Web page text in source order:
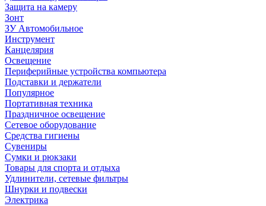
Защита на камеру
Зонт
ЗУ Автомобильное
Инструмент
Канцелярия
Освещение
Периферийные устройства компьютера
Подставки и держатели
Популярное
Портативная техника
Праздничное освещение
Сетевое оборудование
Средства гигиены
Сувениры
Сумки и рюкзаки
Товары для спорта и отдыха
Удлинители, сетевые фильтры
Шнурки и подвески
Электрика